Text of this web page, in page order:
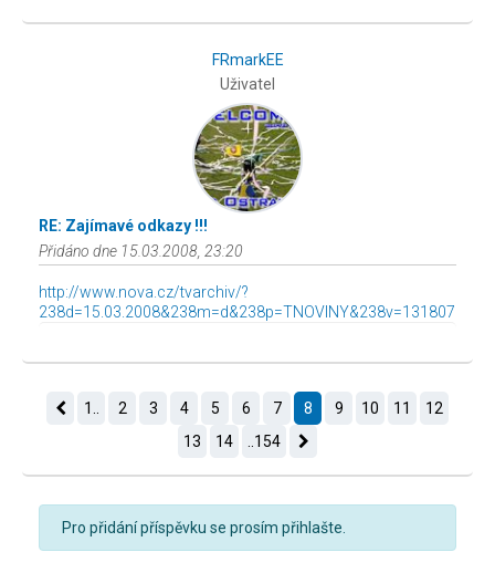
FRmarkEE
Uživatel
RE: Zajímavé odkazy !!!
Přidáno dne 15.03.2008, 23:20
http://www.nova.cz/tvarchiv/?
238d=15.03.2008&238m=d&238p=TNOVINY&238v=131807
1.. 2 3 4 5 6 7 8 9 10 11
12
13
14 ..154
Pro přidání příspěvku se prosím přihlašte.